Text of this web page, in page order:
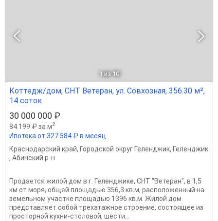
1 из 10
Коттедж/дом, СНТ Ветеран, ул. Совхозная, 356.30 м²,
14 соток
30 000 000 ₽
84 199 ₽ за м2
Ипотека от 327 584 ₽ в месяц
Краснодарский край, Городской округ Геленджик, Геленджик
, Абинский р-н
Продается жилой дом в г. Геленджике, СНТ "Ветеран", в 1,5
км от моря, общей площадью 356,3 кв.м, расположенный на
земельном участке площадью 1396 кв.м. Жилой дом
представляет собой трехэтажное строение, состоящее из
просторной кухни-столовой, шести...